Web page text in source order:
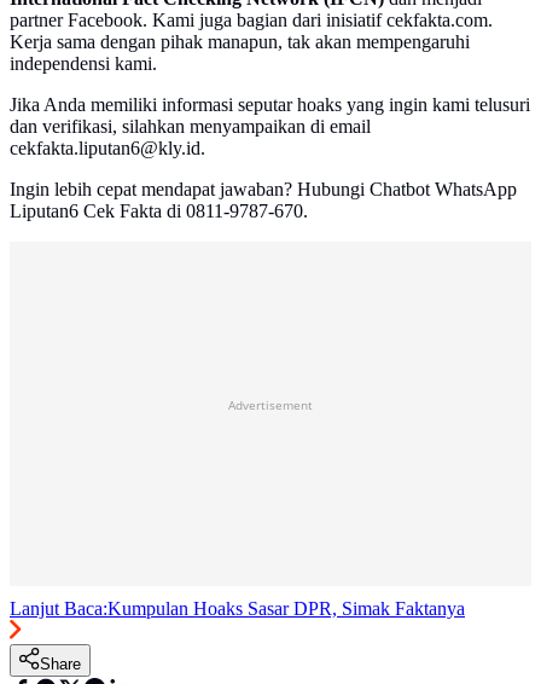
partner Facebook. Kami juga bagian dari inisiatif cekfakta.com.
Kerja sama dengan pihak manapun, tak akan mempengaruhi
independensi kami.
Jika Anda memiliki informasi seputar hoaks yang ingin kami telusuri
dan verifikasi, silahkan menyampaikan di email
cekfakta.liputan6@kly.id.
Ingin lebih cepat mendapat jawaban? Hubungi Chatbot WhatsApp
Liputan6 Cek Fakta di 0811-9787-670.
Advertisement
Lanjut Baca:Kumpulan Hoaks Sasar DPR, Simak Faktanya
Share